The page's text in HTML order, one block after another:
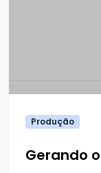
Produção
Gerando